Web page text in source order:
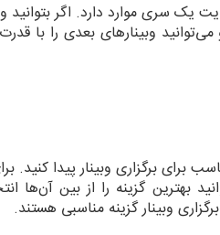
یک سری موارد دارد. اگر بتوانید
وبینارهای بعدی را با
برای برگزاری وبینار پیدا کنید.
بهترین گزینه را از بین آ‌ن‌ها
وبینار گزینه مناسبی هستند.